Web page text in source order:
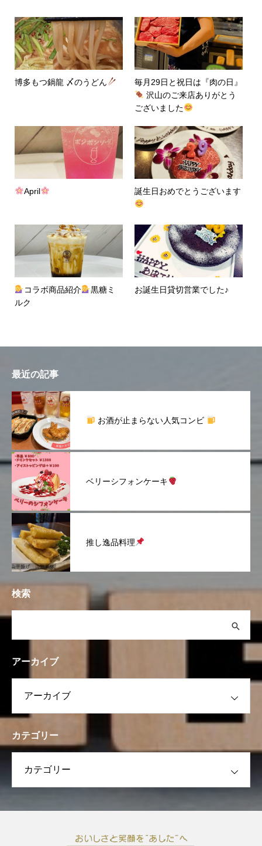
博多もつ鍋龍 〆のうどん
毎月29日と祝日は『肉の日』
沢山のご来店ありがとう
ございました
April 誕生日おめでとうございます
コラボ商品紹介
黒糖ミ
ルク
お誕生日貸切営業でした♪
最近の記事
お酒が止まらない人気コンビ
ベリーシフォンケーキ
推し逸品料理
検索
アーカイブ
カテゴリー